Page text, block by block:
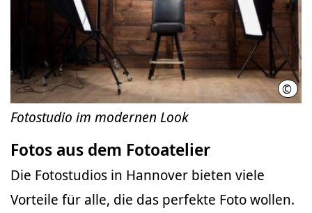
©
Fotostudio im modernen Look
Fotos aus dem Fotoatelier
Die Fotostudios in Hannover bieten viele
Vorteile für alle, die das perfekte Foto wollen.